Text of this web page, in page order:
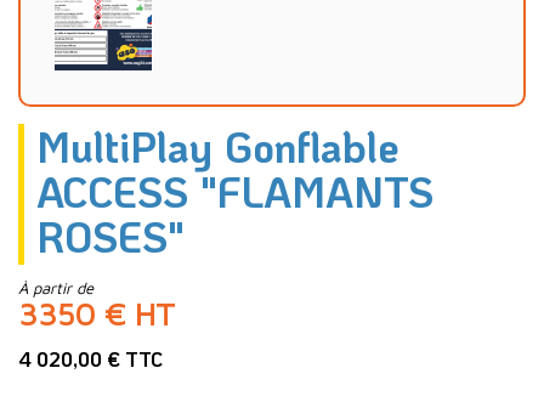
MultiPlay Gonflable
ACCESS "FLAMANTS
ROSES"
À partir de
3350 € HT
4 020,00 € TTC